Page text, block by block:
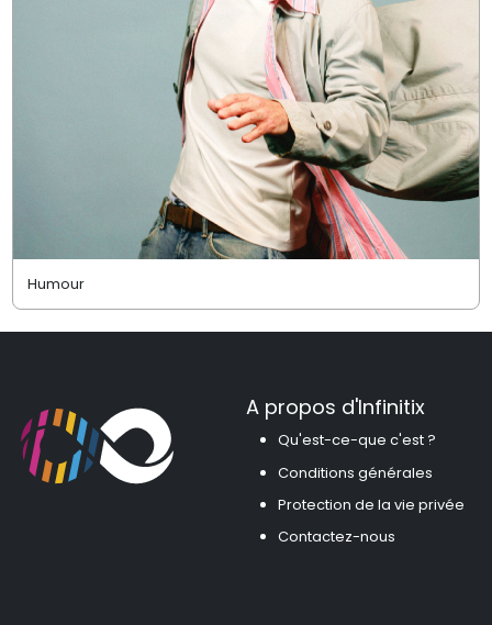
Humour
A propos d'Infinitix
Qu'est-ce-que c'est ?
Conditions générales
Protection de la vie privée
Contactez-nous